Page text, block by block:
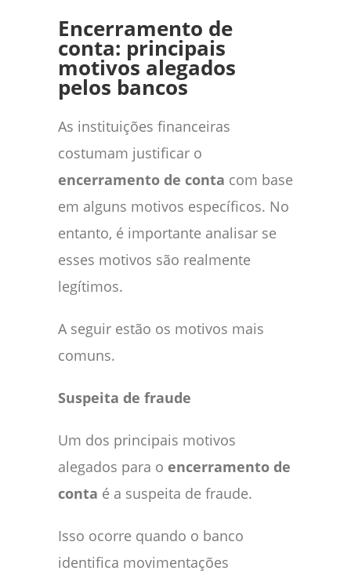
Encerramento de
conta: principais
motivos alegados
pelos bancos
As instituições financeiras
costumam justificar o
encerramento de conta com base
em alguns motivos específicos. No
entanto, é importante analisar se
esses motivos são realmente
legítimos.
A seguir estão os motivos mais
comuns.
Suspeita de fraude
Um dos principais motivos
alegados para o encerramento de
conta é a suspeita de fraude.
Isso ocorre quando o banco
identifica movimentações